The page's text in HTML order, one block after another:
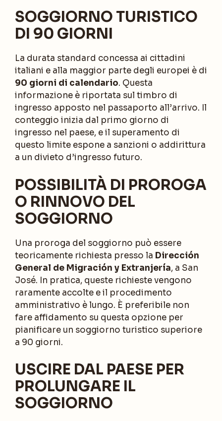
SOGGIORNO TURISTICO
DI 90 GIORNI
La durata standard concessa ai cittadini
italiani e alla maggior parte degli europei è di
90 giorni di calendario. Questa
informazione è riportata sul timbro di
ingresso apposto nel passaporto all’arrivo. Il
conteggio inizia dal primo giorno di
ingresso nel paese, e il superamento di
questo limite espone a sanzioni o addirittura
a un divieto d’ingresso futuro.
POSSIBILITÀ DI PROROGA
O RINNOVO DEL
SOGGIORNO
Una proroga del soggiorno può essere
teoricamente richiesta presso la Dirección
General de Migración y Extranjería, a San
José. In pratica, queste richieste vengono
raramente accolte e il procedimento
amministrativo è lungo. È preferibile non
fare affidamento su questa opzione per
pianificare un soggiorno turistico superiore
a 90 giorni.
USCIRE DAL PAESE PER
PROLUNGARE IL
SOGGIORNO